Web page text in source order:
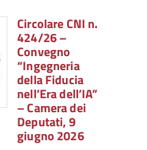
Circolare CNI n.
424/26 –
Convegno
“Ingegneria
della Fiducia
nell’Era dell’IA”
– Camera dei
Deputati, 9
giugno 2026